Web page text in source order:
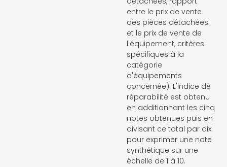
entre le prix de vente
des pièces détachées
et le prix de vente de
l'équipement, critères
spécifiques à la
catégorie
d'équipements
concernée). L'indice de
réparabilité est obtenu
en additionnant les cinq
notes obtenues puis en
divisant ce total par dix
pour exprimer une note
synthétique sur une
échelle de 1 à 10.